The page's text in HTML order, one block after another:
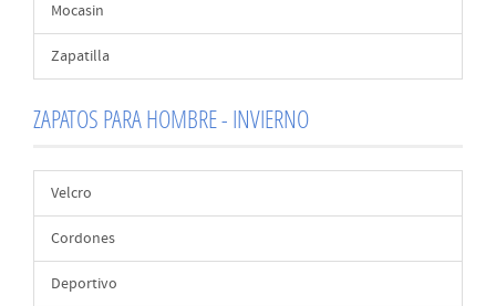
Mocasin
Zapatilla
ZAPATOS PARA HOMBRE - INVIERNO
Velcro
Cordones
Deportivo